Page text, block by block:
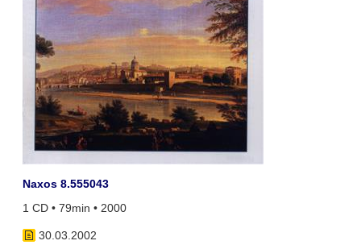
Naxos 8.555043
1 CD • 79min • 2000
30.03.2002